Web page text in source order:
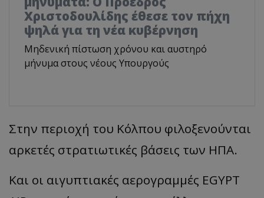
Χριστοδουλίδης έθεσε τον πήχη
ψηλά για τη νέα κυβέρνηση
Μηδενική πίστωση χρόνου και αυστηρό
μήνυμα στους νέους Υπουργούς
Στην περιοχή του Κόλπου φιλοξενούνται
αρκετές στρατιωτικές βάσεις των ΗΠΑ.
Και οι αιγυπτιακές αερογραμμές EGYPT